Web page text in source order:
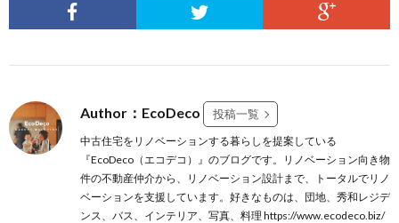
Author：EcoDeco 投稿一覧
中古住宅をリノベーションする暮らしを提案している
『EcoDeco（エコデコ）』のブログです。リノベーション向き物
件の不動産仲介から、リノベーション設計まで、トータルでリノ
ベーションを支援しています。好きなものは、団地、秀和レジデ
ンス、バス、インテリア、写真、料理 https://www.ecodeco.biz/